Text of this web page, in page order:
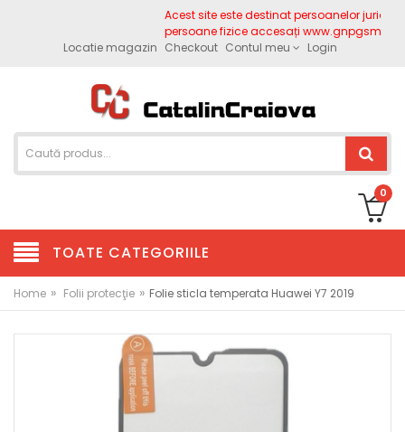
Acest site este destinat persoanelor juridice.
persoane fizice accesați www.gnpgsm.ro
Locatie magazin Checkout Contul meu Login
0
TOATE CATEGORIILE
Home » Folii protecţie » Folie sticla temperata Huawei Y7 2019